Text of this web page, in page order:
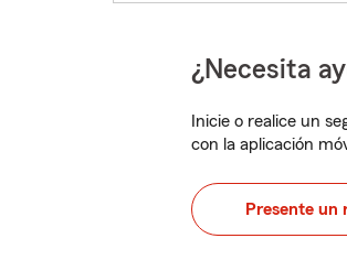
¿Necesita
Inicie o realice un
con la aplicación
Presente un